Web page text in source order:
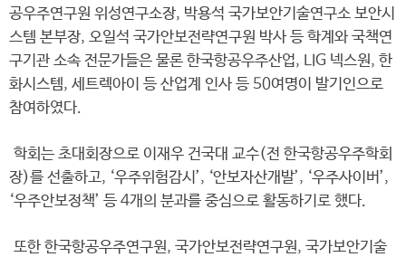
공우주연구원 위성연구소장, 박용석 국가보안기술연구소 보안시
스템 본부장, 오일석 국가안보전략연구원 박사 등 학계와 국책연
구기관 소속 전문가들은 물론 한국항공우주산업, LIG 넥스원, 한
화시스템, 세트렉아이 등 산업계 인사 등 50여명이 발기인으로
참여하였다.
학회는 초대회장으로 이재우 건국대 교수(전 한국항공우주학회
장)를 선출하고, ‘우주위험감시’, ‘안보자산개발’, ‘우주사이버’,
‘우주안보정책’ 등 4개의 분과를 중심으로 활동하기로 했다.
또한 한국항공우주연구원, 국가안보전략연구원, 국가보안기술